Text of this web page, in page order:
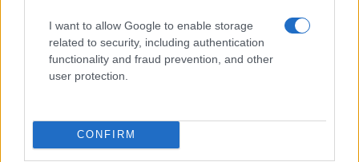
I want to allow Google to enable storage
related to security, including authentication
functionality and fraud prevention, and other
user protection.
CONFIRM